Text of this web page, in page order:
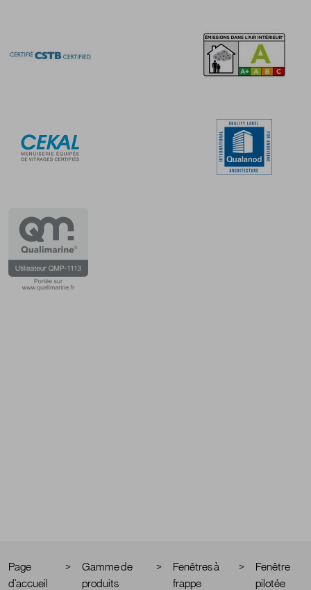
Page
d'accueil
>
Gamme de
produits
>
Fenêtres à
frappe
>
Fenêtre
pilotée